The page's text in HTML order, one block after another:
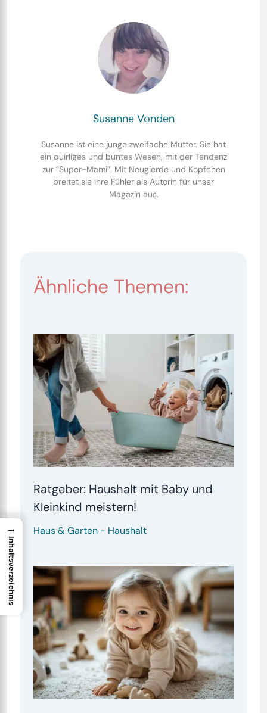
Susanne Vonden
Susanne ist eine junge zweifache Mutter. Sie hat
ein quirliges und buntes Wesen, mit der Tendenz
zur “Super-Mami”. Mit Neugierde und Köpfchen
breitet sie ihre Fühler als Autorin für unser
Magazin aus.
Ähnliche Themen:
Ratgeber: Haushalt mit Baby und
Kleinkind meistern!
Haus & Garten- Haushalt
→
Inhaltsverzeichnis